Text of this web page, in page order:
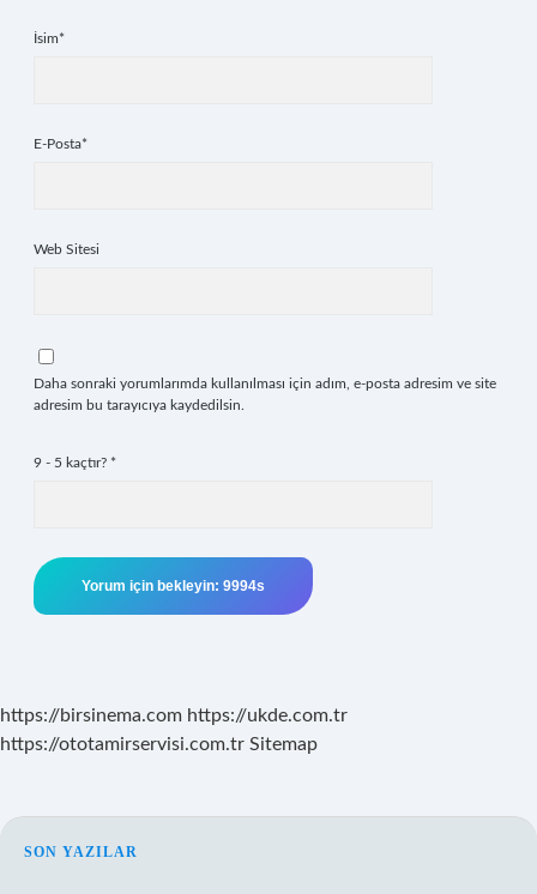
İsim*
E-Posta*
Web Sitesi
Daha sonraki yorumlarımda kullanılması için adım, e-posta adresim ve site
adresim bu tarayıcıya kaydedilsin.
9 - 5 kaçtır? *
https://birsinema.com https://ukde.com.tr
https://ototamirservisi.com.tr Sitemap
SIDEBAR
SON YAZILAR